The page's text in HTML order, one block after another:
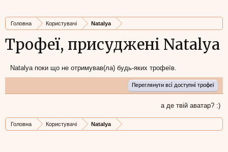
Головна Користувачі Natalya
Трофеї, присуджені Natalya
Natalya поки що не отримував(ла) будь-яких трофеїв.
Переглянути всі доступні трофеї
а де твій аватар? :)
Головна Користувачі Natalya